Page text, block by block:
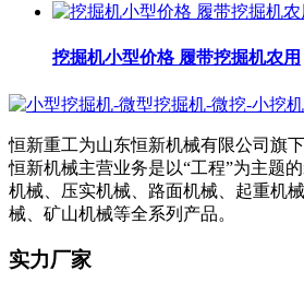
挖掘机小型价格 履带挖掘机农用
恒新重工为山东恒新机械有限公司旗下
恒新机械主营业务是以“工程”为主题
机械、压实机械、路面机械、起重机
械、矿山机械等全系列产品。
实力厂家